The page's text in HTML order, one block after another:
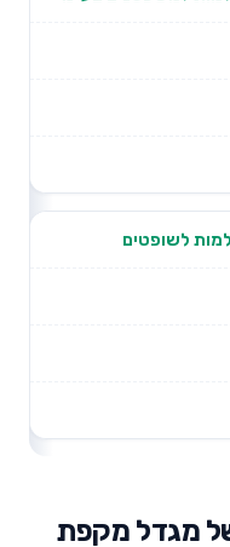
לשופטים
מגדל מקפת